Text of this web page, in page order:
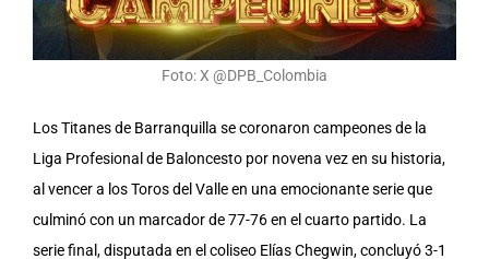
Foto: X @DPB_Colombia
Los Titanes de Barranquilla se coronaron campeones de la
Liga Profesional de Baloncesto por novena vez en su historia,
al vencer a los Toros del Valle en una emocionante serie que
culminó con un marcador de 77-76 en el cuarto partido. La
serie final, disputada en el coliseo Elías Chegwin, concluyó 3-1